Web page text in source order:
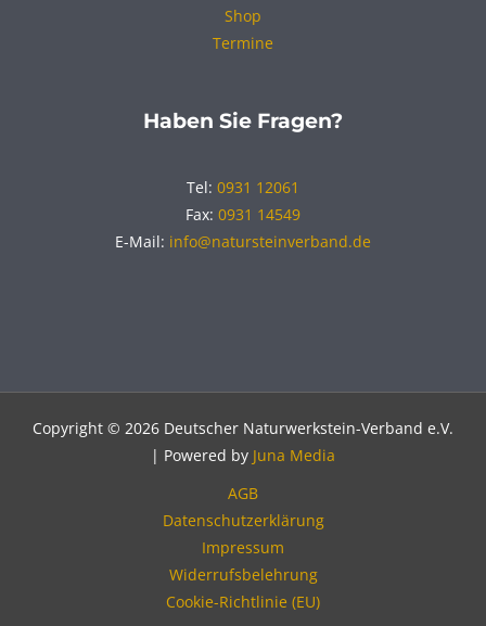
Shop
Termine
Haben Sie Fragen?
Tel: 0931 12061
Fax: 0931 14549
E-Mail: info@natursteinverband.de
Copyright © 2026 Deutscher Naturwerkstein-Verband e.V.
| Powered by Juna Media
AGB
Datenschutzerklärung
Impressum
Widerrufsbelehrung
Cookie-Richtlinie (EU)